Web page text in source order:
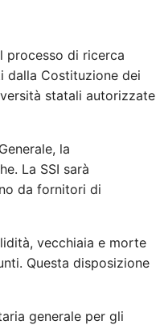
processo di ricerca
dalla Costituzione dei
statali autorizzate
la
La SSI sarà
da fornitori di
vecchiaia e morte
Questa disposizione
generale per gli